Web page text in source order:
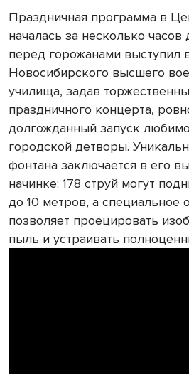
Праздничная программа в
началась за несколько часов
перед горожанами выступил
Новосибирского высшего
училища, задав
праздничного концерта,
долгожданный запуск
городской детворы.
фонтана заключается в его
начинке: 178 струй могут
до 10 метров, а специальное
позволяет проецировать
пыль и устраивать